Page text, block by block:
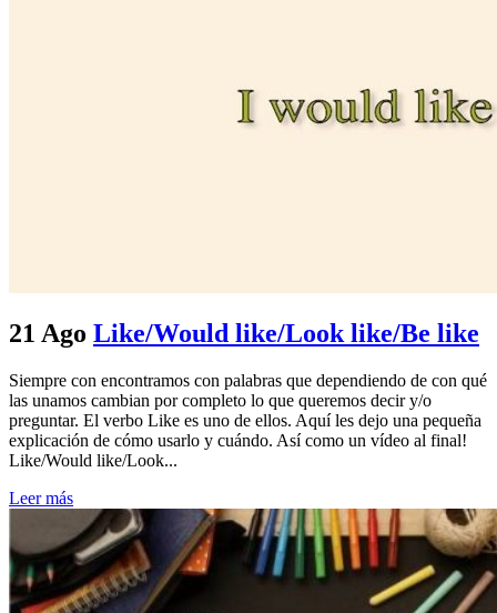
21 Ago Like/Would like/Look like/Be like
Siempre con encontramos con palabras que dependiendo de con qué
las unamos cambian por completo lo que queremos decir y/o
preguntar. El verbo Like es uno de ellos. Aquí les dejo una pequeña
explicación de cómo usarlo y cuándo. Así como un vídeo al final!
Like/Would like/Look...
Leer más